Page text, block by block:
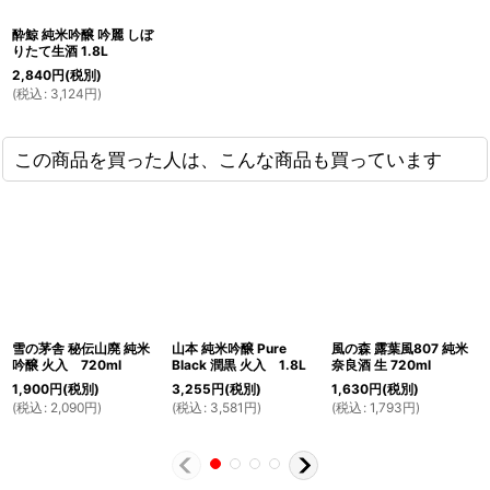
酔鯨 純米吟醸 吟麗 しぼ
りたて生酒 1.8L
2,840円(税別)
(税込 : 3,124円)
この商品を買った人は、こんな商品も買っています
雪の茅舎 秘伝山廃 純米
吟醸 火入 720ml
1,900円(税別)
(税込 : 2,090円)
山本 純米吟醸 Pure
Black 潤黒 火入 1.8L
3,255円(税別)
(税込 : 3,581 円)
風の森 露葉風807 純米
奈良酒 生 720ml
1,630円(税別)
(税込 : 1,793円)